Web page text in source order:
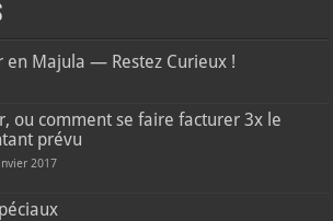
en Majula — Restez Curieux !
ou comment se faire facturer 3x le
prévu
2017